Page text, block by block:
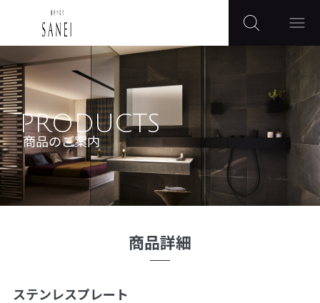
PRODUCTS
商品のご案内
商品詳細
ステンレスプレート